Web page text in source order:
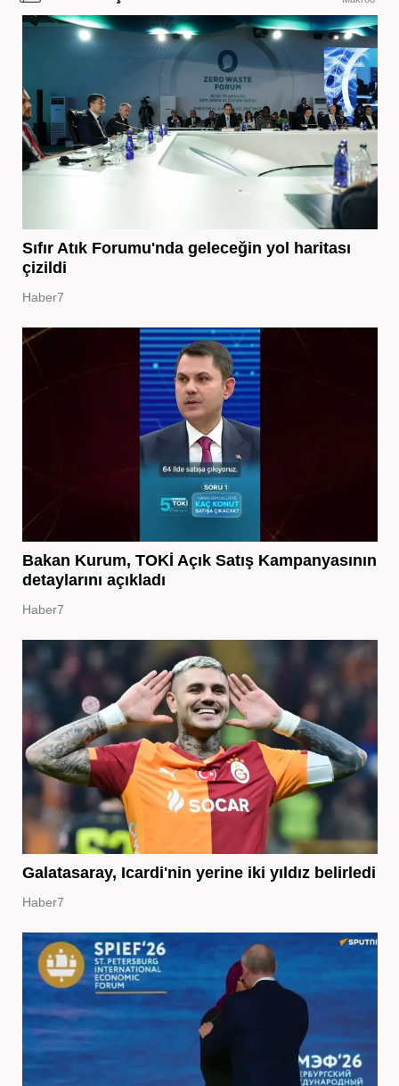
Sıfır Atık Forumu'nda geleceğin yol haritası
çizildi
Haber7
Bakan Kurum, TOKİ Açık Satış Kampanyasının
detaylarını açıkladı
Haber7
Galatasaray, Icardi'nin yerine iki yıldız belirledi
Haber7